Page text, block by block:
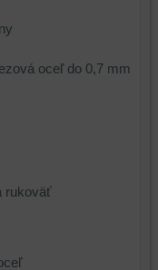
oceľ do 0,7 mm
rukoväť